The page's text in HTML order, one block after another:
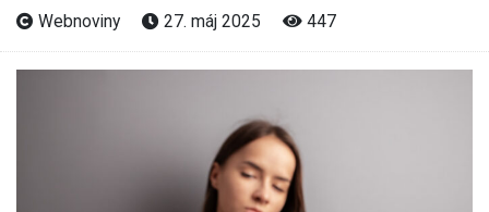
Webnoviny 27. máj 2025 447